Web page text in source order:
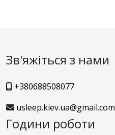
Зв'яжіться з нами
+380688508077
usleep.kiev.ua@gmail.com
Години роботи